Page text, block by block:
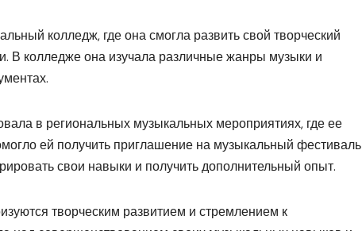
колледж, где она смогла развить свой творческий
В колледже она изучала различные жанры музыки и
в региональных музыкальных мероприятиях, где ее
ей получить приглашение на музыкальный фестиваль
свои навыки и получить дополнительный опыт.
творческим развитием и стремлением к